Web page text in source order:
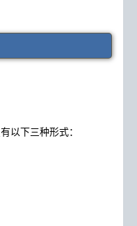
下三种形式：